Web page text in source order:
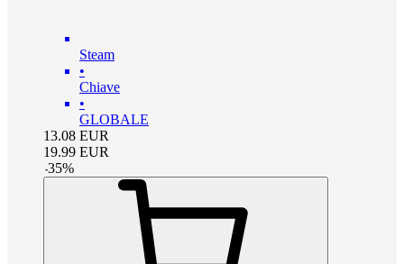
Steam
•
Chiave
•
GLOBALE
13.08 EUR
19.99 EUR
-35%